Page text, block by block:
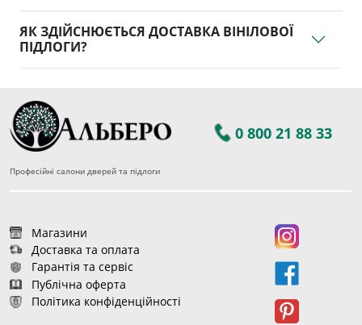
ЯК ЗДІЙСНЮЄТЬСЯ ДОСТАВКА ВІНІЛОВОЇ
ПІДЛОГИ?
0 800 21 88 33
Професійні салони дверей та підлоги
Магазини
Доставка та оплата
Гарантія та сервіс
Публічна оферта
Політика конфіденційності